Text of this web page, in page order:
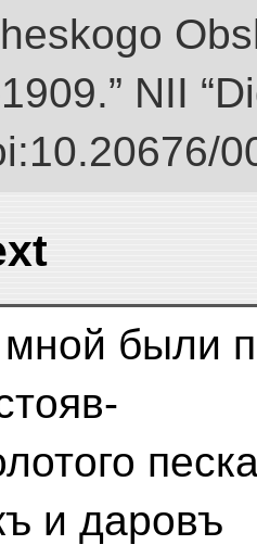
NII
были
и даровъ